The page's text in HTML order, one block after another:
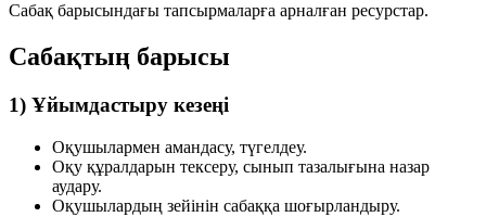
Сабақ барысындағы тапсырмаларға арналған ресурстар.
Сабақтың барысы
1) Ұйымдастыру кезеңі
Оқушылармен амандасу, түгелдеу.
Оқу құралдарын тексеру, сынып тазалығына назар
аудару.
Оқушылардың зейінін сабаққа шоғырландыру.